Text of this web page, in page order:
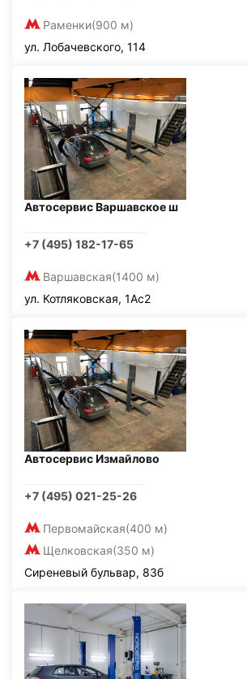
Раменки(900 м)
ул. Лобачевского, 114
Автосервис Варшавское ш
+7 (495) 182-17-65
Варшавская(1400 м)
ул. Котляковская, 1Ас2
Автосервис Измайлово
+7 (495) 021-25-26
Первомайская(400 м)
Щелковская(350 м)
Сиреневый бульвар, 83б